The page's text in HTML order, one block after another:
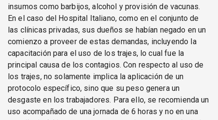
insumos como barbijos, alcohol y provisión de vacunas.
En el caso del Hospital Italiano, como en el conjunto de
las clínicas privadas, sus dueños se habían negado en un
comienzo a proveer de estas demandas, incluyendo la
capacitación para el uso de los trajes, lo cual fue la
principal causa de los contagios. Con respecto al uso de
los trajes, no solamente implica la aplicación de un
protocolo específico, sino que su peso genera un
desgaste en los trabajadores. Para ello, se recomienda un
uso acompañado de una jornada de 6 horas y no en una